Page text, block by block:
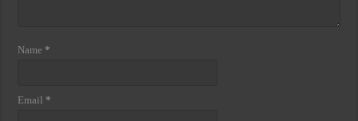
Name *
Email *